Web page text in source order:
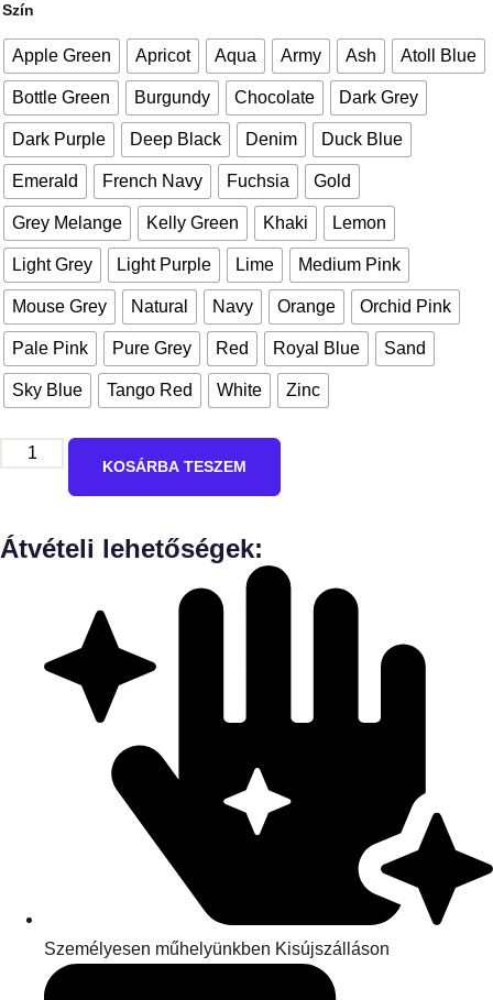
Szín
Apple Green Apricot Aqua Army Ash Atoll Blue
Bottle Green Burgundy Chocolate Dark Grey
Dark Purple Deep Black Denim Duck Blue
Emerald French Navy Fuchsia Gold
Grey Melange Kelly Green Khaki Lemon
Light Grey Light Purple Lime Medium Pink
Mouse Grey Natural Navy Orange Orchid Pink
Pale Pink Pure Grey Red Royal Blue Sand
Sky Blue Tango Red White Zinc
KOSÁRBA TESZEM
Átvételi lehetőségek:
Személyesen műhelyünkben Kisújszálláson